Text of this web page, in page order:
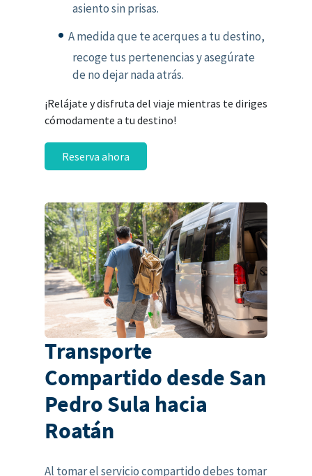
asiento sin prisas.
A medida que te acerques a tu destino,
recoge tus pertenencias y asegúrate
de no dejar nada atrás.
¡Relájate y disfruta del viaje mientras te diriges
cómodamente a tu destino!
Reserva ahora
Transporte
Compartido desde San
Pedro Sula hacia
Roatán
Al tomar el servicio compartido debes tomar